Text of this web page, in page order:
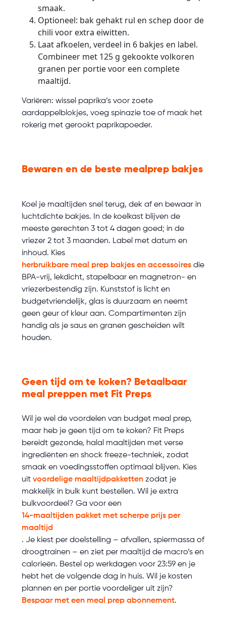
smaak.
Optioneel: bak gehakt rul en schep door de
chili voor extra eiwitten.
Laat afkoelen, verdeel in 6 bakjes en label.
Combineer met 125 g gekookte volkoren
granen per portie voor een complete
maaltijd.
Variëren: wissel paprika’s voor zoete
aardappelblokjes, voeg spinazie toe of maak het
rokerig met gerookt paprikapoeder.
Bewaren en de beste mealprep bakjes
Koel je maaltijden snel terug, dek af en bewaar in
luchtdichte bakjes. In de koelkast blijven de
meeste gerechten 3 tot 4 dagen goed; in de
vriezer 2 tot 3 maanden. Label met datum en
inhoud. Kies
herbruikbare meal prep bakjes en accessoires die
BPA-vrij, lekdicht, stapelbaar en magnetron- en
vriezerbestendig zijn. Kunststof is licht en
budgetvriendelijk, glas is duurzaam en neemt
geen geur of kleur aan. Compartimenten zijn
handig als je saus en granen gescheiden wilt
houden.
Geen tijd om te koken? Betaalbaar
meal preppen met Fit Preps
Wil je wel de voordelen van budget meal prep,
maar heb je geen tijd om te koken? Fit Preps
bereidt gezonde, halal maaltijden met verse
ingrediënten en shock freeze-techniek, zodat
smaak en voedingsstoffen optimaal blijven. Kies
uit voordelige maaltijdpakketten zodat je
makkelijk in bulk kunt bestellen. Wil je extra
bulkvoordeel? Ga voor een
14-maaltijden pakket met scherpe prijs per
maaltijd
. Je kiest per doelstelling – afvallen, spiermassa of
droogtrainen – en ziet per maaltijd de macro’s en
calorieën. Bestel op werkdagen voor 23:59 en je
hebt het de volgende dag in huis. Wil je kosten
plannen en per portie voordeliger uit zijn?
Bespaar met een meal prep abonnement.